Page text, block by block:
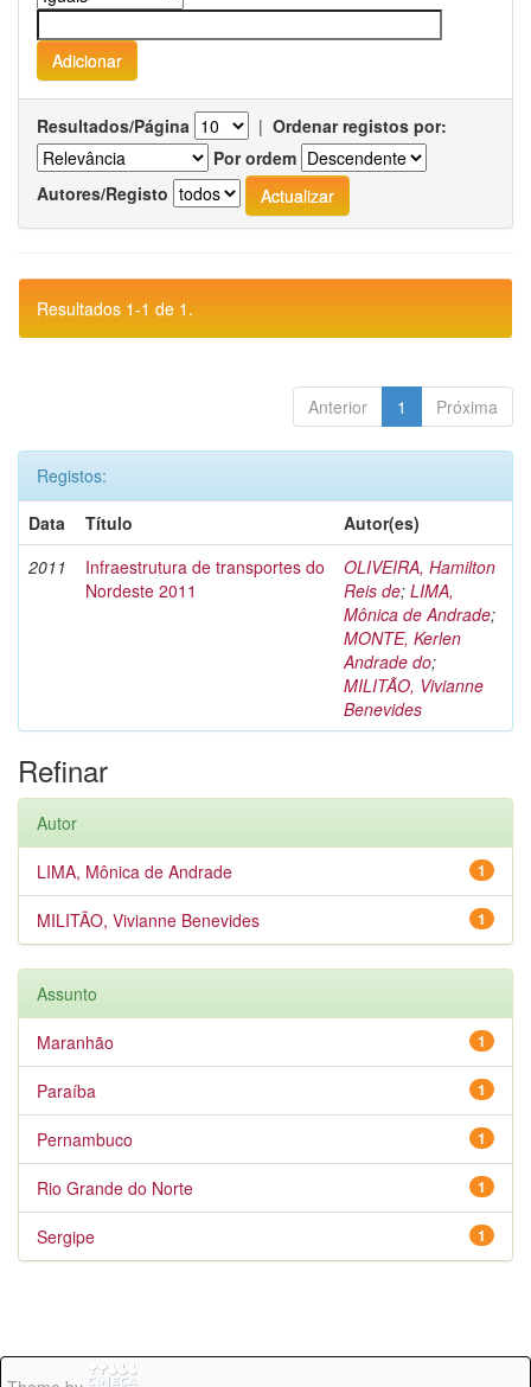
Resultados/Página | Ordenar registos por:
Por ordem
Autores/Registo
Resultados 1-1 de 1.
Anterior 1 Próxima
Registos:
Data
Título
Autor(es)
2011
Infraestrutura de transportes do
Nordeste 2011
OLIVEIRA, Hamilton
Reis de; LIMA,
Mônica de Andrade;
MONTE, Kerlen
Andrade do;
MILITÃO, Vivianne
Benevides
Refinar
Autor
1
LIMA, Mônica de Andrade
1
MILITÃO, Vivianne Benevides
Assunto
1
Maranhão
1
Paraíba
1
Pernambuco
1
Rio Grande do Norte
1
Sergipe